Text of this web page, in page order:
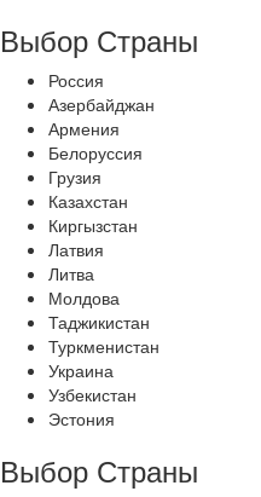
Выбор Страны
Россия
Азербайджан
Армения
Белоруссия
Грузия
Казахстан
Киргызстан
Латвия
Литва
Молдова
Таджикистан
Туркменистан
Украина
Узбекистан
Эстония
Выбор Страны